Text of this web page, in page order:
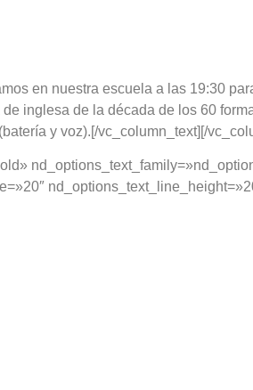
en nuestra escuela a las 19:30
inglesa de la década de los 60
y voz).[/vc_column_text][/